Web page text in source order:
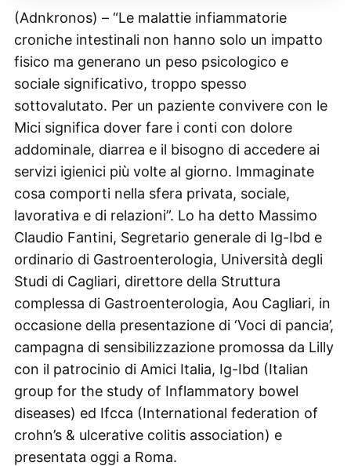
(Adnkronos) – “Le malattie infiammatorie
croniche intestinali non hanno solo un impatto
fisico ma generano un peso psicologico e
sociale significativo, troppo spesso
sottovalutato. Per un paziente convivere con le
Mici significa dover fare i conti con dolore
addominale, diarrea e il bisogno di accedere ai
servizi igienici più volte al giorno. Immaginate
cosa comporti nella sfera privata, sociale,
lavorativa e di relazioni”. Lo ha detto Massimo
Claudio Fantini, Segretario generale di Ig-Ibd e
ordinario di Gastroenterologia, Università degli
Studi di Cagliari, direttore della Struttura
complessa di Gastroenterologia, Aou Cagliari, in
occasione della presentazione di ‘Voci di pancia’,
campagna di sensibilizzazione promossa da Lilly
con il patrocinio di Amici Italia, Ig-Ibd (Italian
group for the study of Inflammatory bowel
diseases) ed Ifcca (International federation of
crohn’s & ulcerative colitis association) e
presentata oggi a Roma.